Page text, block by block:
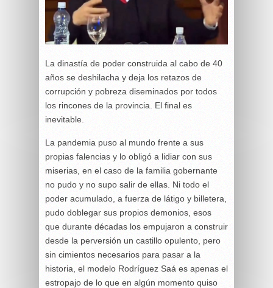
La dinastía de poder construida al cabo de 40
años se deshilacha y deja los retazos de
corrupción y pobreza diseminados por todos
los rincones de la provincia. El final es
inevitable.
La pandemia puso al mundo frente a sus
propias falencias y lo obligó a lidiar con sus
miserias, en el caso de la familia gobernante
no pudo y no supo salir de ellas. Ni todo el
poder acumulado, a fuerza de látigo y billetera,
pudo doblegar sus propios demonios, esos
que durante décadas los empujaron a construir
desde la perversión un castillo opulento, pero
sin cimientos necesarios para pasar a la
historia, el modelo Rodríguez Saá es apenas el
estropajo de lo que en algún momento quiso